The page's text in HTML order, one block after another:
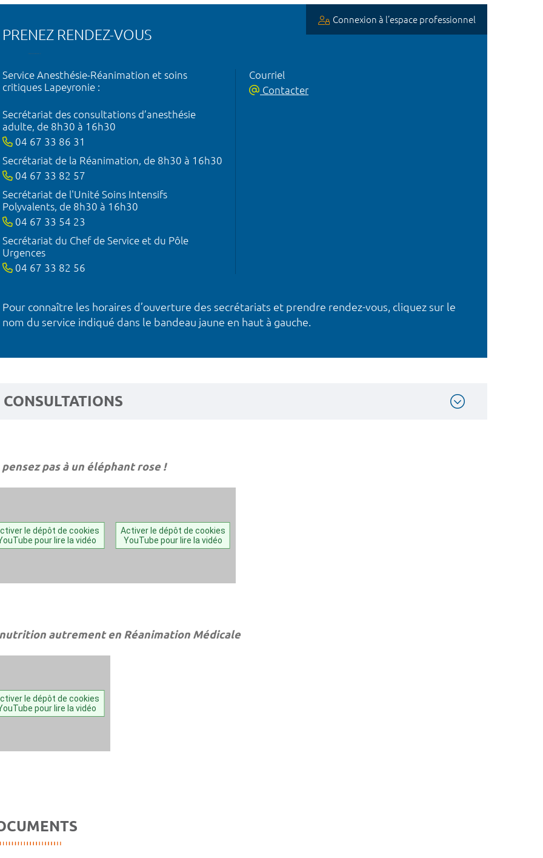
PRENEZ RENDEZ-VOUS
Connexion à l’espace professionnel
Service Anesthésie-Réanimation et soins
critiques Lapeyronie :
Secrétariat des consultations d’anesthésie
adulte, de 8h30 à 16h30
04 67 33 86 31
Secrétariat de la Réanimation, de 8h30 à 16h30
04 67 33 82 57
Secrétariat de l'Unité Soins Intensifs
Polyvalents, de 8h30 à 16h30
04 67 33 54 23
Secrétariat du Chef de Service et du Pôle
Urgences
04 67 33 82 56
Courriel
Contacter
Pour connaître les horaires d’ouverture des secrétariats et prendre rendez-vous, cliquez sur le
nom du service indiqué dans le bandeau jaune en haut à gauche.
CONSULTATIONS
pas à un éléphant rose !
le dépôt de cookies
pour lire la vidéo
Activer le dépôt de cookies
YouTube pour lire la vidéo
autrement en Réanimation Médicale
le dépôt de cookies
pour lire la vidéo